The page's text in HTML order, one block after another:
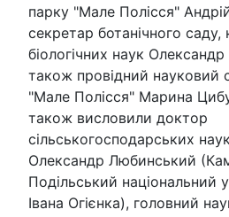
парку "Мале Полісся"
секретар ботанічного саду,
біологічних наук
також провідний науковий
"Мале Полісся" Марина
також висловили доктор
сільськогосподарських
Олександр Любинський
Подільський національний
Івана Огієнка), головний